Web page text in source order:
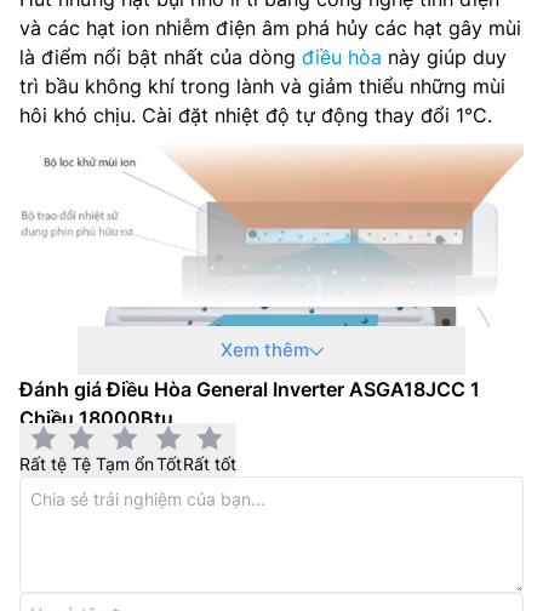
và các hạt ion nhiễm điện âm phá hủy các hạt gây mùi
là điểm nổi bật nhất của dòng điều hòa này giúp duy
trì bầu không khí trong lành và giảm thiểu những mùi
hôi khó chịu. Cài đặt nhiệt độ tự động thay đổi 1°C.
điều hòa general pm 2.5
Lắp đặt đường ống linh hoạt
Xem thêm
Đánh giá Điều Hòa General Inverter ASGA18JCC 1
Chiều 18000Btu
Rất tệ Tệ Tạm ổnTốtRất tốt